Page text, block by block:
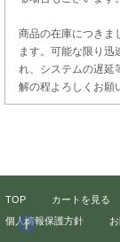
商品の在庫につきま
ます。可能な限り迅
れ、システムの遅延
解の程よろしくお願
TOP カートを見る
個人情報保護方針